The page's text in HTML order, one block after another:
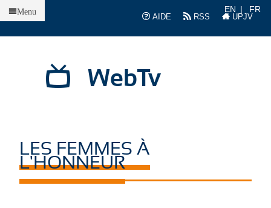
AIDE
RSS UPJV
EN FR
WebTv
Menu
LES FEMMES À
L'HONNEUR